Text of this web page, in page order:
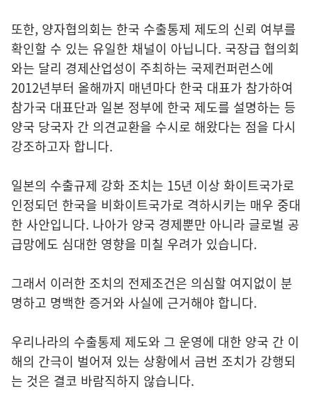
또한, 양자협의회는 한국 수출통제 제도의 신뢰 여부를
확인할 수 있는 유일한 채널이 아닙니다. 국장급 협의회
와는 달리 경제산업성이 주최하는 국제컨퍼런스에
2012년부터 올해까지 매년마다 한국 대표가 참가하여
참가국 대표단과 일본 정부에 한국 제도를 설명하는 등
양국 당국자 간 의견교환을 수시로 해왔다는 점을 다시
강조하고자 합니다.
일본의 수출규제 강화 조치는 15년 이상 화이트국가로
인정되던 한국을 비화이트국가로 격하시키는 매우 중대
한 사안입니다. 나아가 양국 경제뿐만 아니라 글로벌 공
급망에도 심대한 영향을 미칠 우려가 있습니다.
그래서 이러한 조치의 전제조건은 의심할 여지없이 분
명하고 명백한 증거와 사실에 근거해야 합니다.
우리나라의 수출통제 제도와 그 운영에 대한 양국 간 이
해의 간극이 벌어져 있는 상황에서 금번 조치가 강행되
는 것은 결코 바람직하지 않습니다.